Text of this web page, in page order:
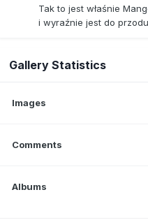
Tak to jest właśnie
i wyraźnie jest do
Gallery Statistics
Images
Comments
Albums